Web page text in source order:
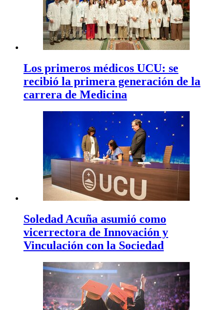
Los primeros médicos UCU: se
recibió la primera generación de la
carrera de Medicina
Soledad Acuña asumió como
vicerrectora de Innovación y
Vinculación con la Sociedad